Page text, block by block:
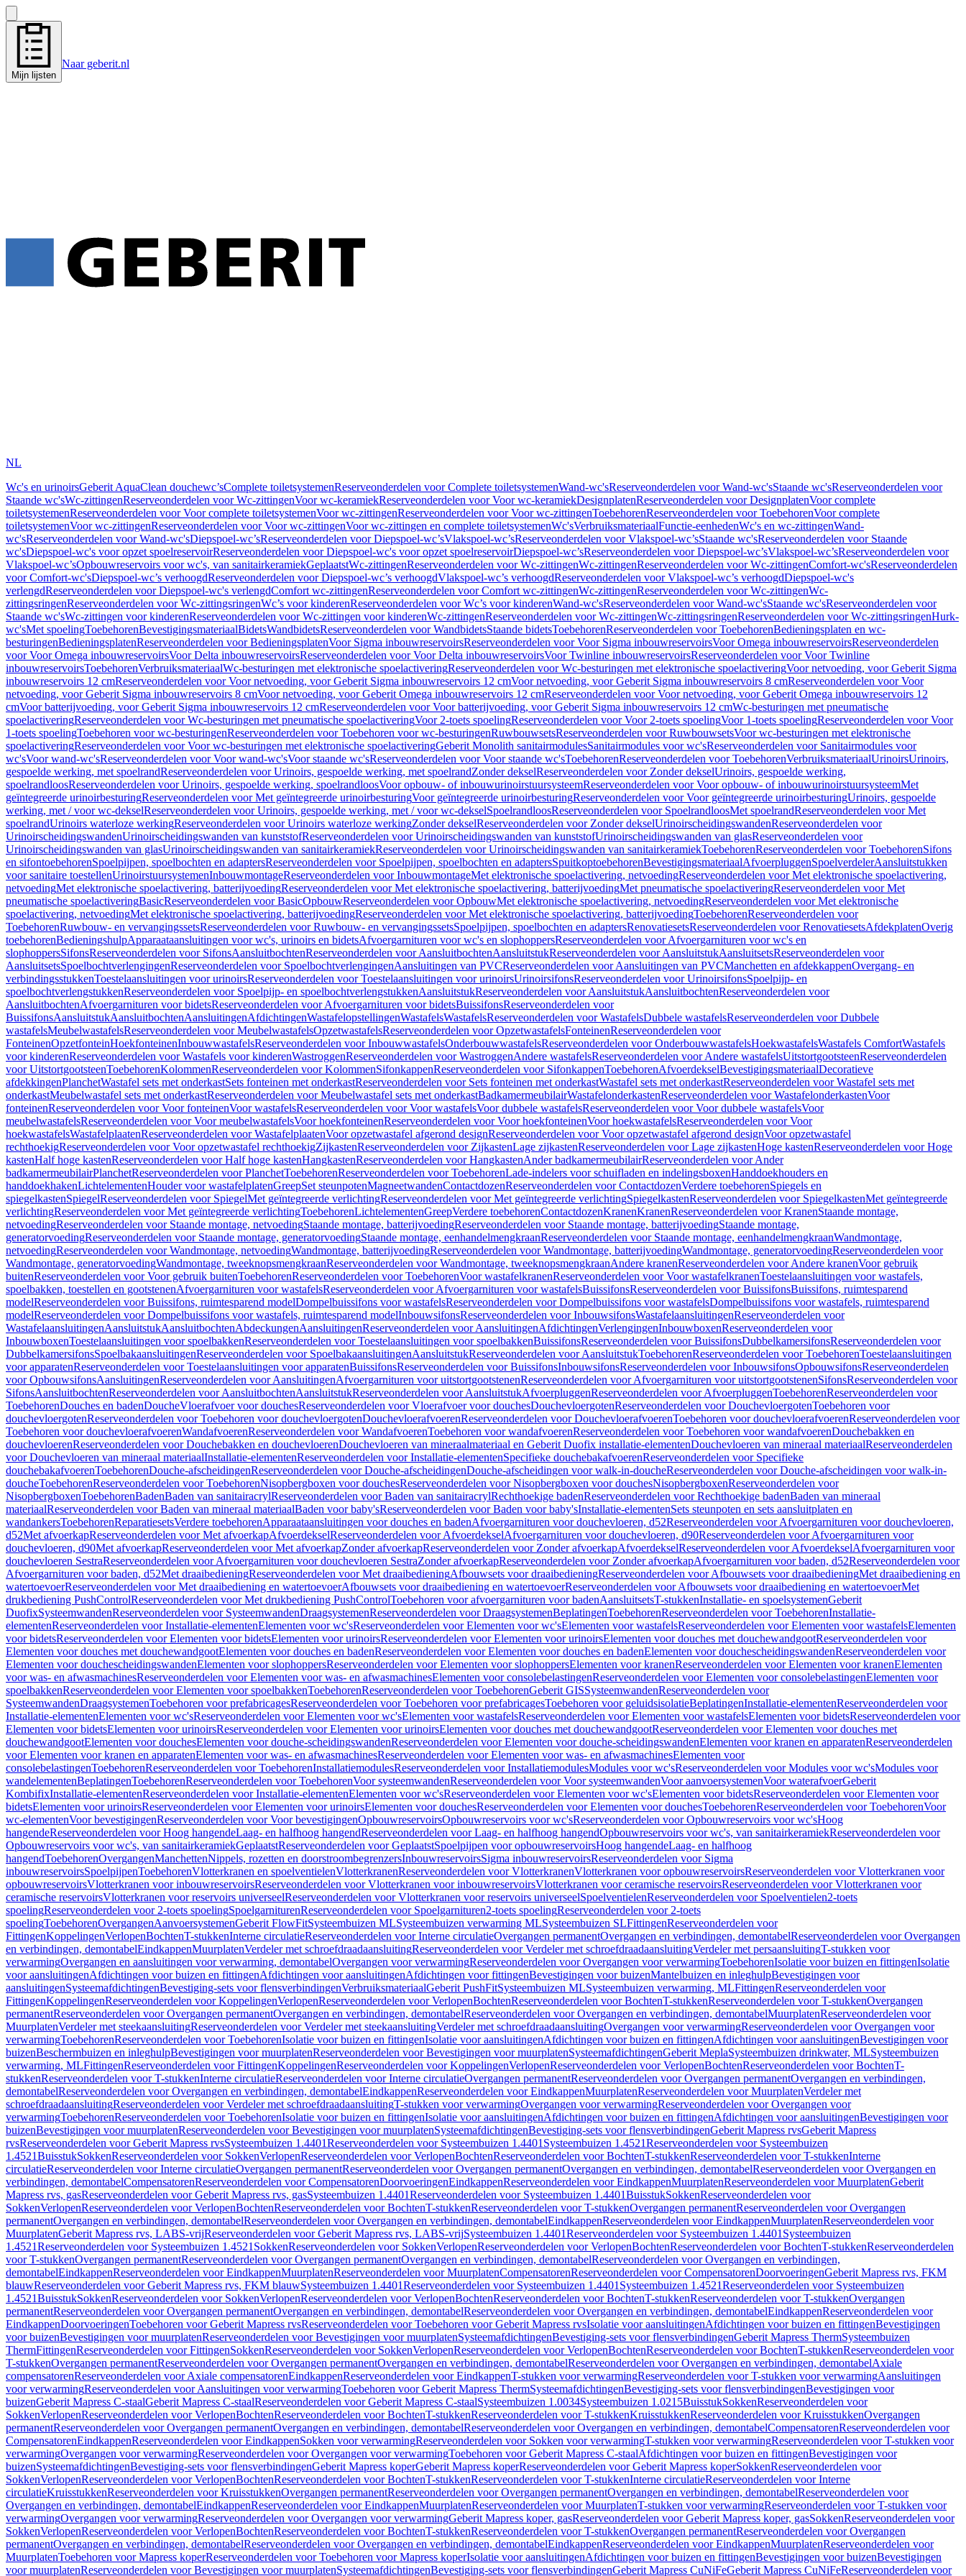
Mijn lijsten
Naar geberit.nl
NL
Wc's en urinoirsGeberit AquaClean douchewc’sComplete toiletsystemenReserveonderdelen voor Complete toiletsystemenWand-wc'sReserveonderdelen voor Wand-wc'sStaande wc'sReserveonderdelen voor
Staande wc'sWc-zittingenReserveonderdelen voor Wc-zittingenVoor wc-keramiekReserveonderdelen voor Voor wc-keramiekDesignplatenReserveonderdelen voor DesignplatenVoor complete
toiletsystemenReserveonderdelen voor Voor complete toiletsystemenVoor wc-zittingenReserveonderdelen voor Voor wc-zittingenToebehorenReserveonderdelen voor ToebehorenVoor complete
toiletsystemenVoor wc-zittingenReserveonderdelen voor Voor wc-zittingenVoor wc-zittingen en complete toiletsystemenWc'sVerbruiksmateriaalFunctie-eenhedenWc's en wc-zittingenWand-
wc'sReserveonderdelen voor Wand-wc'sDiepspoel-wc’sReserveonderdelen voor Diepspoel-wc’sVlakspoel-wc’sReserveonderdelen voor Vlakspoel-wc’sStaande wc'sReserveonderdelen voor Staande
wc'sDiepspoel-wc's voor opzet spoelreservoirReserveonderdelen voor Diepspoel-wc's voor opzet spoelreservoirDiepspoel-wc’sReserveonderdelen voor Diepspoel-wc’sVlakspoel-wc’sReserveonderdelen voor
Vlakspoel-wc’sOpbouwreservoirs voor wc's, van sanitairkeramiekGeplaatstWc-zittingenReserveonderdelen voor Wc-zittingenWc-zittingenReserveonderdelen voor Wc-zittingenComfort-wc'sReserveonderdelen
voor Comfort-wc'sDiepspoel-wc’s verhoogdReserveonderdelen voor Diepspoel-wc’s verhoogdVlakspoel-wc’s verhoogdReserveonderdelen voor Vlakspoel-wc’s verhoogdDiepspoel-wc's
verlengdReserveonderdelen voor Diepspoel-wc's verlengdComfort wc-zittingenReserveonderdelen voor Comfort wc-zittingenWc-zittingenReserveonderdelen voor Wc-zittingenWc-
zittingsringenReserveonderdelen voor Wc-zittingsringenWc’s voor kinderenReserveonderdelen voor Wc’s voor kinderenWand-wc'sReserveonderdelen voor Wand-wc'sStaande wc'sReserveonderdelen voor
Staande wc'sWc-zittingen voor kinderenReserveonderdelen voor Wc-zittingen voor kinderenWc-zittingenReserveonderdelen voor Wc-zittingenWc-zittingsringenReserveonderdelen voor Wc-zittingsringenHurk-
wc'sMet spoelingToebehorenBevestigingsmateriaalBidetsWandbidetsReserveonderdelen voor WandbidetsStaande bidetsToebehorenReserveonderdelen voor ToebehorenBedieningsplaten en wc-
besturingenBedieningsplatenReserveonderdelen voor BedieningsplatenVoor Sigma inbouwreservoirsReserveonderdelen voor Voor Sigma inbouwreservoirsVoor Omega inbouwreservoirsReserveonderdelen
voor Voor Omega inbouwreservoirsVoor Delta inbouwreservoirsReserveonderdelen voor Voor Delta inbouwreservoirsVoor Twinline inbouwreservoirsReserveonderdelen voor Voor Twinline
inbouwreservoirsToebehorenVerbruiksmateriaalWc-besturingen met elektronische spoelactiveringReserveonderdelen voor Wc-besturingen met elektronische spoelactiveringVoor netvoeding, voor Geberit Sigma
inbouwreservoirs 12 cmReserveonderdelen voor Voor netvoeding, voor Geberit Sigma inbouwreservoirs 12 cmVoor netvoeding, voor Geberit Sigma inbouwreservoirs 8 cmReserveonderdelen voor Voor
netvoeding, voor Geberit Sigma inbouwreservoirs 8 cmVoor netvoeding, voor Geberit Omega inbouwreservoirs 12 cmReserveonderdelen voor Voor netvoeding, voor Geberit Omega inbouwreservoirs 12
cmVoor batterijvoeding, voor Geberit Sigma inbouwreservoirs 12 cmReserveonderdelen voor Voor batterijvoeding, voor Geberit Sigma inbouwreservoirs 12 cmWc-besturingen met pneumatische
spoelactiveringReserveonderdelen voor Wc-besturingen met pneumatische spoelactiveringVoor 2-toets spoelingReserveonderdelen voor Voor 2-toets spoelingVoor 1-toets spoelingReserveonderdelen voor Voor
1-toets spoelingToebehoren voor wc-besturingenReserveonderdelen voor Toebehoren voor wc-besturingenRuwbouwsetsReserveonderdelen voor RuwbouwsetsVoor wc-besturingen met elektronische
spoelactiveringReserveonderdelen voor Voor wc-besturingen met elektronische spoelactiveringGeberit Monolith sanitairmodulesSanitairmodules voor wc'sReserveonderdelen voor Sanitairmodules voor
wc'sVoor wand-wc'sReserveonderdelen voor Voor wand-wc'sVoor staande wc'sReserveonderdelen voor Voor staande wc'sToebehorenReserveonderdelen voor ToebehorenVerbruiksmateriaalUrinoirsUrinoirs,
gespoelde werking, met spoelrandReserveonderdelen voor Urinoirs, gespoelde werking, met spoelrandZonder dekselReserveonderdelen voor Zonder dekselUrinoirs, gespoelde werking,
spoelrandloosReserveonderdelen voor Urinoirs, gespoelde werking, spoelrandloosVoor opbouw- of inbouwurinoirstuursysteemReserveonderdelen voor Voor opbouw- of inbouwurinoirstuursysteemMet
geïntegreerde urinoirbesturingReserveonderdelen voor Met geïntegreerde urinoirbesturingVoor geïntegreerde urinoirbesturingReserveonderdelen voor Voor geïntegreerde urinoirbesturingUrinoirs, gespoelde
werking, met / voor wc-dekselReserveonderdelen voor Urinoirs, gespoelde werking, met / voor wc-dekselSpoelrandloosReserveonderdelen voor SpoelrandloosMet spoelrandReserveonderdelen voor Met
spoelrandUrinoirs waterloze werkingReserveonderdelen voor Urinoirs waterloze werkingZonder dekselReserveonderdelen voor Zonder dekselUrinoirscheidingswandenReserveonderdelen voor
UrinoirscheidingswandenUrinoirscheidingswanden van kunststofReserveonderdelen voor Urinoirscheidingswanden van kunststofUrinoirscheidingswanden van glasReserveonderdelen voor
Urinoirscheidingswanden van glasUrinoirscheidingswanden van sanitairkeramiekReserveonderdelen voor Urinoirscheidingswanden van sanitairkeramiekToebehorenReserveonderdelen voor ToebehorenSifons
en sifontoebehorenSpoelpijpen, spoelbochten en adaptersReserveonderdelen voor Spoelpijpen, spoelbochten en adaptersSpuitkoptoebehorenBevestigingsmateriaalAfvoerpluggenSpoelverdelerAansluitstukken
voor sanitaire toestellenUrinoirstuursystemenInbouwmontageReserveonderdelen voor InbouwmontageMet elektronische spoelactivering, netvoedingReserveonderdelen voor Met elektronische spoelactivering,
netvoedingMet elektronische spoelactivering, batterijvoedingReserveonderdelen voor Met elektronische spoelactivering, batterijvoedingMet pneumatische spoelactiveringReserveonderdelen voor Met
pneumatische spoelactiveringBasicReserveonderdelen voor BasicOpbouwReserveonderdelen voor OpbouwMet elektronische spoelactivering, netvoedingReserveonderdelen voor Met elektronische
spoelactivering, netvoedingMet elektronische spoelactivering, batterijvoedingReserveonderdelen voor Met elektronische spoelactivering, batterijvoedingToebehorenReserveonderdelen voor
ToebehorenRuwbouw- en vervangingssetsReserveonderdelen voor Ruwbouw- en vervangingssetsSpoelpijpen, spoelbochten en adaptersRenovatiesetsReserveonderdelen voor RenovatiesetsAfdekplatenOverig
toebehorenBedieningshulpApparaataansluitingen voor wc's, urinoirs en bidetsAfvoergarnituren voor wc's en slophoppersReserveonderdelen voor Afvoergarnituren voor wc's en
slophoppersSifonsReserveonderdelen voor SifonsAansluitbochtenReserveonderdelen voor AansluitbochtenAansluitstukReserveonderdelen voor AansluitstukAansluitsetsReserveonderdelen voor
AansluitsetsSpoelbochtverlengingenReserveonderdelen voor SpoelbochtverlengingenAansluitingen van PVCReserveonderdelen voor Aansluitingen van PVCManchetten en afdekkappenOvergang- en
verbindingsstukkenToestelaansluitingen voor urinoirsReserveonderdelen voor Toestelaansluitingen voor urinoirsUrinoirsifonsReserveonderdelen voor UrinoirsifonsSpoelpijp- en
spoelbochtverlengstukkenReserveonderdelen voor Spoelpijp- en spoelbochtverlengstukkenAansluitstukReserveonderdelen voor AansluitstukAansluitbochtenReserveonderdelen voor
AansluitbochtenAfvoergarnituren voor bidetsReserveonderdelen voor Afvoergarnituren voor bidetsBuissifonsReserveonderdelen voor
BuissifonsAansluitstukAansluitbochtenAansluitingenAfdichtingenWastafelopstellingenWastafelsWastafelsReserveonderdelen voor WastafelsDubbele wastafelsReserveonderdelen voor Dubbele
wastafelsMeubelwastafelsReserveonderdelen voor MeubelwastafelsOpzetwastafelsReserveonderdelen voor OpzetwastafelsFonteinenReserveonderdelen voor
FonteinenOpzetfonteinHoekfonteinenInbouwwastafelsReserveonderdelen voor InbouwwastafelsOnderbouwwastafelsReserveonderdelen voor OnderbouwwastafelsHoekwastafelsWastafels ComfortWastafels
voor kinderenReserveonderdelen voor Wastafels voor kinderenWastroggenReserveonderdelen voor WastroggenAndere wastafelsReserveonderdelen voor Andere wastafelsUitstortgootsteenReserveonderdelen
voor UitstortgootsteenToebehorenKolommenReserveonderdelen voor KolommenSifonkappenReserveonderdelen voor SifonkappenToebehorenAfvoerdekselBevestigingsmateriaalDecoratieve
afdekkingenPlanchetWastafel sets met onderkastSets fonteinen met onderkastReserveonderdelen voor Sets fonteinen met onderkastWastafel sets met onderkastReserveonderdelen voor Wastafel sets met
onderkastMeubelwastafel sets met onderkastReserveonderdelen voor Meubelwastafel sets met onderkastBadkamermeubilairWastafelonderkastenReserveonderdelen voor WastafelonderkastenVoor
fonteinenReserveonderdelen voor Voor fonteinenVoor wastafelsReserveonderdelen voor Voor wastafelsVoor dubbele wastafelsReserveonderdelen voor Voor dubbele wastafelsVoor
meubelwastafelsReserveonderdelen voor Voor meubelwastafelsVoor hoekfonteinenReserveonderdelen voor Voor hoekfonteinenVoor hoekwastafelsReserveonderdelen voor Voor
hoekwastafelsWastafelplaatenReserveonderdelen voor WastafelplaatenVoor opzetwastafel afgerond designReserveonderdelen voor Voor opzetwastafel afgerond designVoor opzetwastafel
rechthoekigReserveonderdelen voor Voor opzetwastafel rechthoekigZijkastenReserveonderdelen voor ZijkastenLage zijkastenReserveonderdelen voor Lage zijkastenHoge kastenReserveonderdelen voor Hoge
kastenHalf hoge kastenReserveonderdelen voor Half hoge kastenHangkastenReserveonderdelen voor HangkastenAnder badkamermeubilairReserveonderdelen voor Ander
badkamermeubilairPlanchetReserveonderdelen voor PlanchetToebehorenReserveonderdelen voor ToebehorenLade-indelers voor schuifladen en indelingsboxenHanddoekhouders en
handdoekhakenLichtelementenHouder voor wastafelplatenGreepSet steunpotenMagneetwandenContactdozenReserveonderdelen voor ContactdozenVerdere toebehorenSpiegels en
spiegelkastenSpiegelReserveonderdelen voor SpiegelMet geïntegreerde verlichtingReserveonderdelen voor Met geïntegreerde verlichtingSpiegelkastenReserveonderdelen voor SpiegelkastenMet geïntegreerde
verlichtingReserveonderdelen voor Met geïntegreerde verlichtingToebehorenLichtelementenGreepVerdere toebehorenContactdozenKranenKranenReserveonderdelen voor KranenStaande montage,
netvoedingReserveonderdelen voor Staande montage, netvoedingStaande montage, batterijvoedingReserveonderdelen voor Staande montage, batterijvoedingStaande montage,
generatorvoedingReserveonderdelen voor Staande montage, generatorvoedingStaande montage, eenhandelmengkraanReserveonderdelen voor Staande montage, eenhandelmengkraanWandmontage,
netvoedingReserveonderdelen voor Wandmontage, netvoedingWandmontage, batterijvoedingReserveonderdelen voor Wandmontage, batterijvoedingWandmontage, generatorvoedingReserveonderdelen voor
Wandmontage, generatorvoedingWandmontage, tweeknopsmengkraanReserveonderdelen voor Wandmontage, tweeknopsmengkraanAndere kranenReserveonderdelen voor Andere kranenVoor gebruik
buitenReserveonderdelen voor Voor gebruik buitenToebehorenReserveonderdelen voor ToebehorenVoor wastafelkranenReserveonderdelen voor Voor wastafelkranenToestelaansluitingen voor wastafels,
spoelbakken, toestellen en gootstenenAfvoergarnituren voor wastafelsReserveonderdelen voor Afvoergarnituren voor wastafelsBuissifonsReserveonderdelen voor BuissifonsBuissifons, ruimtesparend
modelReserveonderdelen voor Buissifons, ruimtesparend modelDompelbuissifons voor wastafelsReserveonderdelen voor Dompelbuissifons voor wastafelsDompelbuissifons voor wastafels, ruimtesparend
modelReserveonderdelen voor Dompelbuissifons voor wastafels, ruimtesparend modelInbouwsifonsReserveonderdelen voor InbouwsifonsWastafelaansluitingenReserveonderdelen voor
WastafelaansluitingenAansluitstukAansluitbochtenAbdeckungenAansluitingenReserveonderdelen voor AansluitingenAfdichtingenVerlengingenInbouwboxenReserveonderdelen voor
InbouwboxenToestelaansluitingen voor spoelbakkenReserveonderdelen voor Toestelaansluitingen voor spoelbakkenBuissifonsReserveonderdelen voor BuissifonsDubbelkamersifonsReserveonderdelen voor
DubbelkamersifonsSpoelbakaansluitingenReserveonderdelen voor SpoelbakaansluitingenAansluitstukReserveonderdelen voor AansluitstukToebehorenReserveonderdelen voor ToebehorenToestelaansluitingen
voor apparatenReserveonderdelen voor Toestelaansluitingen voor apparatenBuissifonsReserveonderdelen voor BuissifonsInbouwsifonsReserveonderdelen voor InbouwsifonsOpbouwsifonsReserveonderdelen
voor OpbouwsifonsAansluitingenReserveonderdelen voor AansluitingenAfvoergarnituren voor uitstortgootstenenReserveonderdelen voor Afvoergarnituren voor uitstortgootstenenSifonsReserveonderdelen voor
SifonsAansluitbochtenReserveonderdelen voor AansluitbochtenAansluitstukReserveonderdelen voor AansluitstukAfvoerpluggenReserveonderdelen voor AfvoerpluggenToebehorenReserveonderdelen voor
ToebehorenDouches en badenDoucheVloerafvoer voor douchesReserveonderdelen voor Vloerafvoer voor douchesDouchevloergotenReserveonderdelen voor DouchevloergotenToebehoren voor
douchevloergotenReserveonderdelen voor Toebehoren voor douchevloergotenDouchevloerafvoerenReserveonderdelen voor DouchevloerafvoerenToebehoren voor douchevloerafvoerenReserveonderdelen voor
Toebehoren voor douchevloerafvoerenWandafvoerenReserveonderdelen voor WandafvoerenToebehoren voor wandafvoerenReserveonderdelen voor Toebehoren voor wandafvoerenDouchebakken en
douchevloerenReserveonderdelen voor Douchebakken en douchevloerenDouchevloeren van mineraalmateriaal en Geberit Duofix installatie-elementenDouchevloeren van mineraal materiaalReserveonderdelen
voor Douchevloeren van mineraal materiaalInstallatie-elementenReserveonderdelen voor Installatie-elementenSpecifieke douchebakafvoerenReserveonderdelen voor Specifieke
douchebakafvoerenToebehorenDouche-afscheidingenReserveonderdelen voor Douche-afscheidingenDouche-afscheidingen voor walk-in-doucheReserveonderdelen voor Douche-afscheidingen voor walk-in-
doucheToebehorenReserveonderdelen voor ToebehorenNisopbergboxen voor douchesReserveonderdelen voor Nisopbergboxen voor douchesNisopbergboxenReserveonderdelen voor
NisopbergboxenToebehorenBadenBaden van sanitairacrylReserveonderdelen voor Baden van sanitairacrylRechthoekige badenReserveonderdelen voor Rechthoekige badenBaden van mineraal
materiaalReserveonderdelen voor Baden van mineraal materiaalBaden voor baby'sReserveonderdelen voor Baden voor baby'sInstallatie-elementenSets steunpoten en sets aansluitplaten en
wandankersToebehorenReparatiesetsVerdere toebehorenApparaataansluitingen voor douches en badenAfvoergarnituren voor douchevloeren, d52Reserveonderdelen voor Afvoergarnituren voor douchevloeren,
d52Met afvoerkapReserveonderdelen voor Met afvoerkapAfvoerdekselReserveonderdelen voor AfvoerdekselAfvoergarnituren voor douchevloeren, d90Reserveonderdelen voor Afvoergarnituren voor
douchevloeren, d90Met afvoerkapReserveonderdelen voor Met afvoerkapZonder afvoerkapReserveonderdelen voor Zonder afvoerkapAfvoerdekselReserveonderdelen voor AfvoerdekselAfvoergarnituren voor
douchevloeren SestraReserveonderdelen voor Afvoergarnituren voor douchevloeren SestraZonder afvoerkapReserveonderdelen voor Zonder afvoerkapAfvoergarnituren voor baden, d52Reserveonderdelen voor
Afvoergarnituren voor baden, d52Met draaibedieningReserveonderdelen voor Met draaibedieningAfbouwsets voor draaibedieningReserveonderdelen voor Afbouwsets voor draaibedieningMet draaibediening en
watertoevoerReserveonderdelen voor Met draaibediening en watertoevoerAfbouwsets voor draaibediening en watertoevoerReserveonderdelen voor Afbouwsets voor draaibediening en watertoevoerMet
drukbediening PushControlReserveonderdelen voor Met drukbediening PushControlToebehoren voor afvoergarnituren voor badenAansluitsetsT-stukkenInstallatie- en spoelsystemenGeberit
DuofixSysteemwandenReserveonderdelen voor SysteemwandenDraagsystemenReserveonderdelen voor DraagsystemenBeplatingenToebehorenReserveonderdelen voor ToebehorenInstallatie-
elementenReserveonderdelen voor Installatie-elementenElementen voor wc'sReserveonderdelen voor Elementen voor wc'sElementen voor wastafelsReserveonderdelen voor Elementen voor wastafelsElementen
voor bidetsReserveonderdelen voor Elementen voor bidetsElementen voor urinoirsReserveonderdelen voor Elementen voor urinoirsElementen voor douches met douchewandgootReserveonderdelen voor
Elementen voor douches met douchewandgootElementen voor douches en badenReserveonderdelen voor Elementen voor douches en badenElementen voor douchescheidingswandenReserveonderdelen voor
Elementen voor douchescheidingswandenElementen voor slophoppersReserveonderdelen voor Elementen voor slophoppersElementen voor kranenReserveonderdelen voor Elementen voor kranenElementen
voor was- en afwasmachinesReserveonderdelen voor Elementen voor was- en afwasmachinesElementen voor consolebelastingenReserveonderdelen voor Elementen voor consolebelastingenElementen voor
spoelbakkenReserveonderdelen voor Elementen voor spoelbakkenToebehorenReserveonderdelen voor ToebehorenGeberit GISSysteemwandenReserveonderdelen voor
SysteemwandenDraagsystemenToebehoren voor prefabricagesReserveonderdelen voor Toebehoren voor prefabricagesToebehoren voor geluidsisolatieBeplatingenInstallatie-elementenReserveonderdelen voor
Installatie-elementenElementen voor wc'sReserveonderdelen voor Elementen voor wc'sElementen voor wastafelsReserveonderdelen voor Elementen voor wastafelsElementen voor bidetsReserveonderdelen voor
Elementen voor bidetsElementen voor urinoirsReserveonderdelen voor Elementen voor urinoirsElementen voor douches met douchewandgootReserveonderdelen voor Elementen voor douches met
douchewandgootElementen voor douchesElementen voor douche-scheidingswandenReserveonderdelen voor Elementen voor douche-scheidingswandenElementen voor kranen en apparatenReserveonderdelen
voor Elementen voor kranen en apparatenElementen voor was- en afwasmachinesReserveonderdelen voor Elementen voor was- en afwasmachinesElementen voor
consolebelastingenToebehorenReserveonderdelen voor ToebehorenInstallatiemodulesReserveonderdelen voor InstallatiemodulesModules voor wc'sReserveonderdelen voor Modules voor wc'sModules voor
wandelementenBeplatingenToebehorenReserveonderdelen voor ToebehorenVoor systeemwandenReserveonderdelen voor Voor systeemwandenVoor aanvoersystemenVoor waterafvoerGeberit
KombifixInstallatie-elementenReserveonderdelen voor Installatie-elementenElementen voor wc'sReserveonderdelen voor Elementen voor wc'sElementen voor bidetsReserveonderdelen voor Elementen voor
bidetsElementen voor urinoirsReserveonderdelen voor Elementen voor urinoirsElementen voor douchesReserveonderdelen voor Elementen voor douchesToebehorenReserveonderdelen voor ToebehorenVoor
wc-elementenVoor bevestigingenReserveonderdelen voor Voor bevestigingenOpbouwreservoirsOpbouwreservoirs voor wc'sReserveonderdelen voor Opbouwreservoirs voor wc'sHoog
hangendeReserveonderdelen voor Hoog hangendeLaag- en halfhoog hangendReserveonderdelen voor Laag- en halfhoog hangendOpbouwreservoirs voor wc's, van sanitairkeramiekReserveonderdelen voor
Opbouwreservoirs voor wc's, van sanitairkeramiekGeplaatstReserveonderdelen voor GeplaatstSpoelpijpen voor opbouwreservoirsHoog hangendeLaag- en halfhoog
hangendToebehorenOvergangenManchettenNippels, rozetten en doorstroombegrenzersInbouwreservoirsSigma inbouwreservoirsReserveonderdelen voor Sigma
inbouwreservoirsSpoelpijpenToebehorenVlotterkranen en spoelventielenVlotterkranenReserveonderdelen voor VlotterkranenVlotterkranen voor opbouwreservoirsReserveonderdelen voor Vlotterkranen voor
opbouwreservoirsVlotterkranen voor inbouwreservoirsReserveonderdelen voor Vlotterkranen voor inbouwreservoirsVlotterkranen voor ceramische reservoirsReserveonderdelen voor Vlotterkranen voor
ceramische reservoirsVlotterkranen voor reservoirs universeelReserveonderdelen voor Vlotterkranen voor reservoirs universeelSpoelventielenReserveonderdelen voor Spoelventielen2-toets
spoelingReserveonderdelen voor 2-toets spoelingSpoelgarniturenReserveonderdelen voor Spoelgarnituren2-toets spoelingReserveonderdelen voor 2-toets
spoelingToebehorenOvergangenAanvoersystemenGeberit FlowFitSysteembuizen MLSysteembuizen verwarming MLSysteembuizen SLFittingenReserveonderdelen voor
FittingenKoppelingenVerlopenBochtenT-stukkenInterne circulatieReserveonderdelen voor Interne circulatieOvergangen permanentOvergangen en verbindingen, demontabelReserveonderdelen voor Overgangen
en verbindingen, demontabelEindkappenMuurplatenVerdeler met schroefdraadaansluitingReserveonderdelen voor Verdeler met schroefdraadaansluitingVerdeler met persaansluitingT-stukken voor
verwarmingOvergangen en aansluitingen voor verwarming, demontabelOvergangen voor verwarmingReserveonderdelen voor Overgangen voor verwarmingToebehorenIsolatie voor buizen en fittingenIsolatie
voor aansluitingenAfdichtingen voor buizen en fittingenAfdichtingen voor aansluitingenAfdichtingen voor fittingenBevestigingen voor buizenMantelbuizen en inleghulpBevestigingen voor
aansluitingenSysteemafdichtingenBevestiging-sets voor flensverbindingenVerbruiksmateriaalGeberit PushFitSysteembuizen MLSysteembuizen verwarming, MLFittingenReserveonderdelen voor
FittingenKoppelingenReserveonderdelen voor KoppelingenVerlopenReserveonderdelen voor VerlopenBochtenReserveonderdelen voor BochtenT-stukkenReserveonderdelen voor T-stukkenOvergangen
permanentReserveonderdelen voor Overgangen permanentOvergangen en verbindingen, demontabelReserveonderdelen voor Overgangen en verbindingen, demontabelMuurplatenReserveonderdelen voor
MuurplatenVerdeler met steekaansluitingReserveonderdelen voor Verdeler met steekaansluitingVerdeler met schroefdraadaansluitingOvergangen voor verwarmingReserveonderdelen voor Overgangen voor
verwarmingToebehorenReserveonderdelen voor ToebehorenIsolatie voor buizen en fittingenIsolatie voor aansluitingenAfdichtingen voor buizen en fittingenAfdichtingen voor aansluitingenBevestigingen voor
buizenBeschermbuizen en inleghulpBevestigingen voor muurplatenReserveonderdelen voor Bevestigingen voor muurplatenSysteemafdichtingenGeberit MeplaSysteembuizen drinkwater, MLSysteembuizen
verwarming, MLFittingenReserveonderdelen voor FittingenKoppelingenReserveonderdelen voor KoppelingenVerlopenReserveonderdelen voor VerlopenBochtenReserveonderdelen voor BochtenT-
stukkenReserveonderdelen voor T-stukkenInterne circulatieReserveonderdelen voor Interne circulatieOvergangen permanentReserveonderdelen voor Overgangen permanentOvergangen en verbindingen,
demontabelReserveonderdelen voor Overgangen en verbindingen, demontabelEindkappenReserveonderdelen voor EindkappenMuurplatenReserveonderdelen voor MuurplatenVerdeler met
schroefdraadaansluitingReserveonderdelen voor Verdeler met schroefdraadaansluitingT-stukken voor verwarmingOvergangen voor verwarmingReserveonderdelen voor Overgangen voor
verwarmingToebehorenReserveonderdelen voor ToebehorenIsolatie voor buizen en fittingenIsolatie voor aansluitingenAfdichtingen voor buizen en fittingenAfdichtingen voor aansluitingenBevestigingen voor
buizenBevestigingen voor muurplatenReserveonderdelen voor Bevestigingen voor muurplatenSysteemafdichtingenBevestiging-sets voor flensverbindingenGeberit Mapress rvsGeberit Mapress
rvsReserveonderdelen voor Geberit Mapress rvsSysteembuizen 1.4401Reserveonderdelen voor Systeembuizen 1.4401 Systeembuizen 1.4521Reserveonderdelen voor Systeembuizen
1.4521BuisstukSokkenReserveonderdelen voor SokkenVerlopenReserveonderdelen voor VerlopenBochtenReserveonderdelen voor BochtenT-stukkenReserveonderdelen voor T-stukkenInterne
circulatieReserveonderdelen voor Interne circulatieOvergangen permanentReserveonderdelen voor Overgangen permanentOvergangen en verbindingen, demontabelReserveonderdelen voor Overgangen en
verbindingen, demontabelCompensatorenReserveonderdelen voor CompensatorenDoorvoeringenEindkappenReserveonderdelen voor EindkappenMuurplatenReserveonderdelen voor MuurplatenGeberit
Mapress rvs, gasReserveonderdelen voor Geberit Mapress rvs, gasSysteembuizen 1.4401Reserveonderdelen voor Systeembuizen 1.4401BuisstukSokkenReserveonderdelen voor
SokkenVerlopenReserveonderdelen voor VerlopenBochtenReserveonderdelen voor BochtenT-stukkenReserveonderdelen voor T-stukkenOvergangen permanentReserveonderdelen voor Overgangen
permanentOvergangen en verbindingen, demontabelReserveonderdelen voor Overgangen en verbindingen, demontabelEindkappenReserveonderdelen voor EindkappenMuurplatenReserveonderdelen voor
MuurplatenGeberit Mapress rvs, LABS-vrijReserveonderdelen voor Geberit Mapress rvs, LABS-vrijSysteembuizen 1.4401Reserveonderdelen voor Systeembuizen 1.4401 Systeembuizen
1.4521Reserveonderdelen voor Systeembuizen 1.4521 SokkenReserveonderdelen voor SokkenVerlopenReserveonderdelen voor VerlopenBochtenReserveonderdelen voor BochtenT-stukkenReserveonderdelen
voor T-stukkenOvergangen permanentReserveonderdelen voor Overgangen permanentOvergangen en verbindingen, demontabelReserveonderdelen voor Overgangen en verbindingen,
demontabelEindkappenReserveonderdelen voor EindkappenMuurplatenReserveonderdelen voor MuurplatenCompensatorenReserveonderdelen voor CompensatorenDoorvoeringenGeberit Mapress rvs, FKM
blauwReserveonderdelen voor Geberit Mapress rvs, FKM blauwSysteembuizen 1.4401Reserveonderdelen voor Systeembuizen 1.4401 Systeembuizen 1.4521Reserveonderdelen voor Systeembuizen
1.4521BuisstukSokkenReserveonderdelen voor SokkenVerlopenReserveonderdelen voor VerlopenBochtenReserveonderdelen voor BochtenT-stukkenReserveonderdelen voor T-stukkenOvergangen
permanentReserveonderdelen voor Overgangen permanentOvergangen en verbindingen, demontabelReserveonderdelen voor Overgangen en verbindingen, demontabelEindkappenReserveonderdelen voor
EindkappenDoorvoeringenToebehoren voor Geberit Mapress rvsReserveonderdelen voor Toebehoren voor Geberit Mapress rvsIsolatie voor aansluitingenAfdichtingen voor buizen en fittingenBevestigingen
voor buizenBevestigingen voor muurplatenReserveonderdelen voor Bevestigingen voor muurplatenSysteemafdichtingenBevestiging-sets voor flensverbindingenGeberit Mapress ThermSysteembuizen
ThermFittingenReserveonderdelen voor FittingenSokkenReserveonderdelen voor SokkenVerlopenReserveonderdelen voor VerlopenBochtenReserveonderdelen voor BochtenT-stukkenReserveonderdelen voor
T-stukkenOvergangen permanentReserveonderdelen voor Overgangen permanentOvergangen en verbindingen, demontabelReserveonderdelen voor Overgangen en verbindingen, demontabelAxiale
compensatorenReserveonderdelen voor Axiale compensatorenEindkappenReserveonderdelen voor EindkappenT-stukken voor verwarmingReserveonderdelen voor T-stukken voor verwarmingAansluitingen
voor verwarmingReserveonderdelen voor Aansluitingen voor verwarmingToebehoren voor Geberit Mapress ThermSysteemafdichtingenBevestiging-sets voor flensverbindingenBevestigingen voor
buizenGeberit Mapress C-staalGeberit Mapress C-staalReserveonderdelen voor Geberit Mapress C-staalSysteembuizen 1.0034Systeembuizen 1.0215BuisstukSokkenReserveonderdelen voor
SokkenVerlopenReserveonderdelen voor VerlopenBochtenReserveonderdelen voor BochtenT-stukkenReserveonderdelen voor T-stukkenKruisstukkenReserveonderdelen voor KruisstukkenOvergangen
permanentReserveonderdelen voor Overgangen permanentOvergangen en verbindingen, demontabelReserveonderdelen voor Overgangen en verbindingen, demontabelCompensatorenReserveonderdelen voor
CompensatorenEindkappenReserveonderdelen voor EindkappenSokken voor verwarmingReserveonderdelen voor Sokken voor verwarmingT-stukken voor verwarmingReserveonderdelen voor T-stukken voor
verwarmingOvergangen voor verwarmingReserveonderdelen voor Overgangen voor verwarmingToebehoren voor Geberit Mapress C-staalAfdichtingen voor buizen en fittingenBevestigingen voor
buizenSysteemafdichtingenBevestiging-sets voor flensverbindingenGeberit Mapress koperGeberit Mapress koperReserveonderdelen voor Geberit Mapress koperSokkenReserveonderdelen voor
SokkenVerlopenReserveonderdelen voor VerlopenBochtenReserveonderdelen voor BochtenT-stukkenReserveonderdelen voor T-stukkenInterne circulatieReserveonderdelen voor Interne
circulatieKruisstukkenReserveonderdelen voor KruisstukkenOvergangen permanentReserveonderdelen voor Overgangen permanentOvergangen en verbindingen, demontabelReserveonderdelen voor
Overgangen en verbindingen, demontabelEindkappenReserveonderdelen voor EindkappenMuurplatenReserveonderdelen voor MuurplatenT-stukken voor verwarmingReserveonderdelen voor T-stukken voor
verwarmingOvergangen voor verwarmingReserveonderdelen voor Overgangen voor verwarmingGeberit Mapress koper, gasReserveonderdelen voor Geberit Mapress koper, gasSokkenReserveonderdelen voor
SokkenVerlopenReserveonderdelen voor VerlopenBochtenReserveonderdelen voor BochtenT-stukkenReserveonderdelen voor T-stukkenOvergangen permanentReserveonderdelen voor Overgangen
permanentOvergangen en verbindingen, demontabelReserveonderdelen voor Overgangen en verbindingen, demontabelEindkappenReserveonderdelen voor EindkappenMuurplatenReserveonderdelen voor
MuurplatenToebehoren voor Mapress koperReserveonderdelen voor Toebehoren voor Mapress koperIsolatie voor aansluitingenAfdichtingen voor buizen en fittingenBevestigingen voor buizenBevestigingen
voor muurplatenReserveonderdelen voor Bevestigingen voor muurplatenSysteemafdichtingenBevestiging-sets voor flensverbindingenGeberit Mapress CuNiFeGeberit Mapress CuNiFeReserveonderdelen voor